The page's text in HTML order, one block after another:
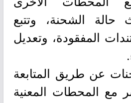
الشحنة، وتتبع
المفقودة، وتعديل
عن طريق المتابعة
مع المحطات المعنية